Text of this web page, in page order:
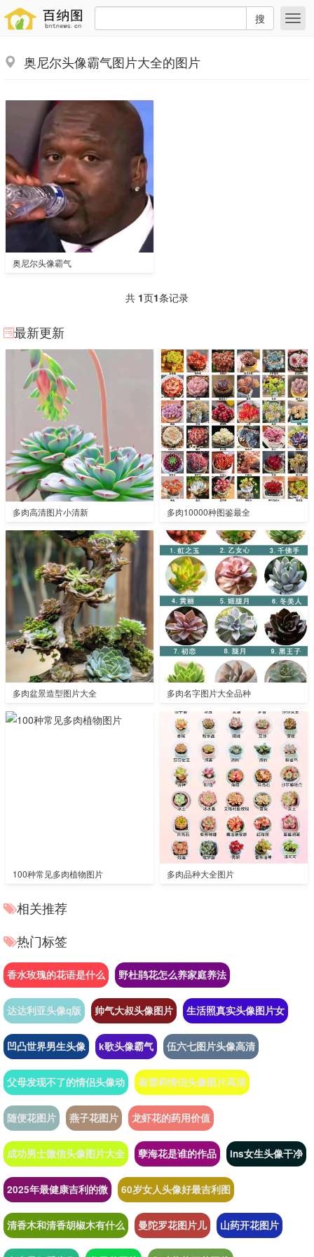
搜
奥尼尔头像霸气图片大全的图片
奥尼尔头像霸气
共 1页1条记录
最新更新
多肉高清图片小清新 多肉10000种图鉴最全
多肉盆景造型图片大全 多肉名字图片大全品种
100种常见多肉植物图片 多肉品种大全图片
相关推荐
热门标签
香水玫瑰的花语是什么 野杜鹃花怎么养家庭养法
达达利亚头像q版 帅气大叔头像图片 生活照真实头像图片女
凹凸世界男生头像 k歌头像霸气 伍六七图片头像高清
父母发现不了的情侣头像动 崔雪莉情侣头像图片高清
随便花图片 燕子花图片 龙虾花的药用价值
成功男士微信头像图片大全 孽海花是谁的作品 ins女生头像干净
2025年最健康吉利的微 60岁女人头像好最吉利图
清香木和清香胡椒木有什么 曼陀罗花图片儿 山药开花图片